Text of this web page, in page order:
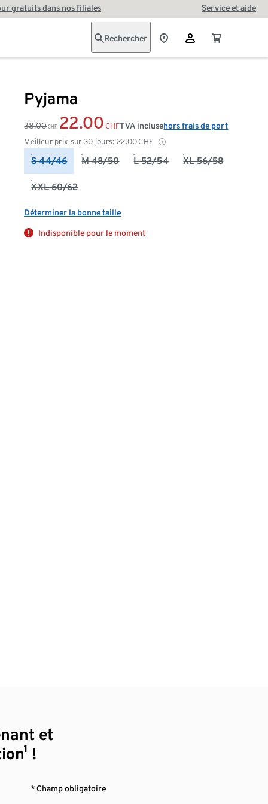
gratuits dans nos filiales Service et aide
Rechercher
Pyjama
38.00 CHF 22.00 CHF
Meilleur prix sur 30 jours: 22.00CHF
TVA inclusehors frais de port
S 44/46 M 48/50 L 52/54 XL 56/58
XXL 60/62
Déterminer la bonne taille
Indisponible pour le moment
et
!
* Champ obligatoire